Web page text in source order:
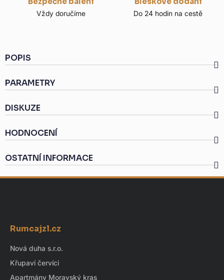
Vždy doručíme Do 24 hodin na cestě
POPIS
PARAMETRY
DISKUZE
HODNOCENÍ
OSTATNÍ INFORMACE
Rumcajzl.cz
Nová duha s.r.o.
Křupaví červíci
Apartmány Moravský kras